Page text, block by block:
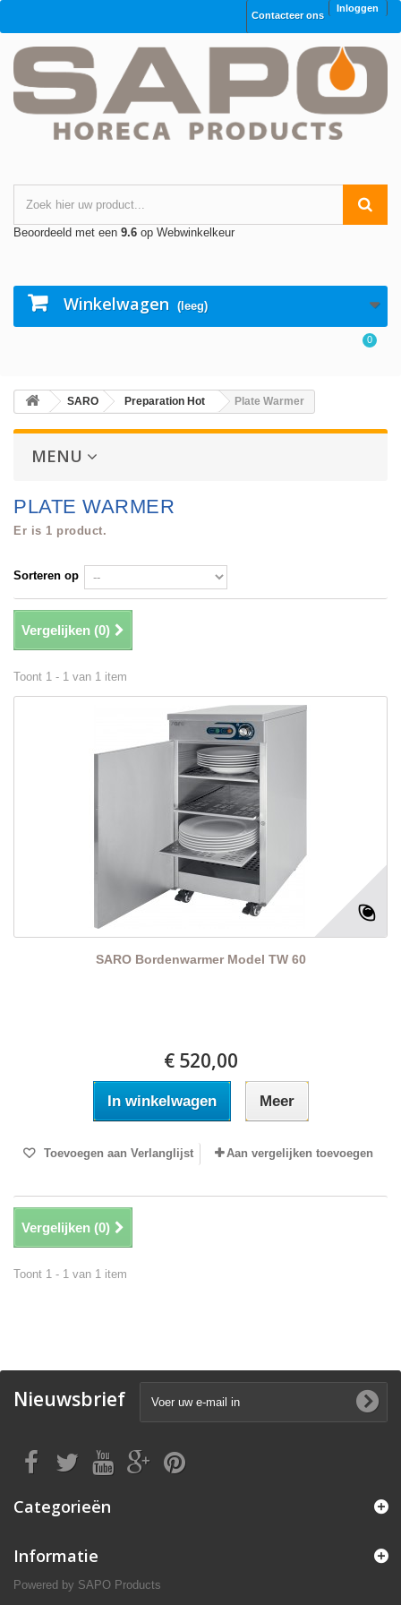
Inloggen
Contacteer ons
Beoordeeld met een 9.6 op Webwinkelkeur
Winkelwagen (leeg)
0
SARO Preparation Hot Plate Warmer
MENU
PLATE WARMER
Er is 1 product.
Sorteren op
Vergelijken (0)
Toont 1 - 1 van 1 item
SARO Bordenwarmer Model TW 60
€ 520,00
In winkelwagen Meer
Toevoegen aan Verlanglijst Aan vergelijken toevoegen
Vergelijken (0)
Toont 1 - 1 van 1 item
Nieuwsbrief
Categorieën
Informatie
Powered by SAPO Products